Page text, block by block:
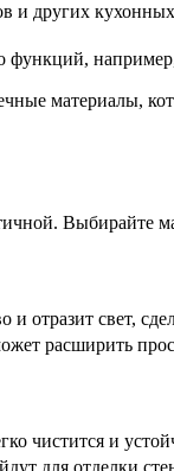
и других
функций,
материалы,
Выбирайте
отразит свет,
расширить
чистится и
для отделки